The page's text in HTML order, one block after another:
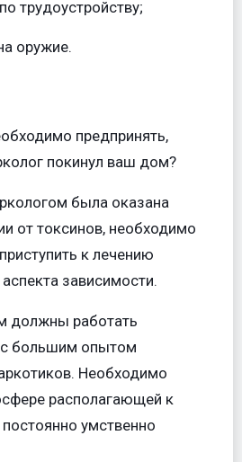
трудоустройству;
оружие.
предпринять,
покинул ваш дом?
была оказана
от токсинов, необходимо
к лечению
зависимости.
должны работать
большим опытом
Необходимо
располагающей к
умственно